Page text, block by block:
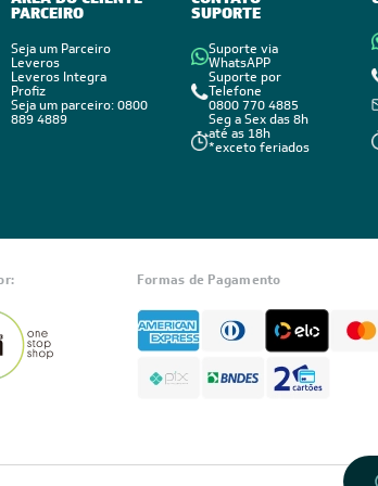
fatores que mostram com boa
quadrado
você precisa para cobrir sua
mostra a quantidade de energia
quadrado, informação que varia de acordo
PARCEIRO
Seja um Parceiro
Leveros
Leveros Integra
Profiz
Seja um parceiro: 0800
889 4889
SUPORTE
Suporte via
WhatsAPP
Suporte por
Telefone
0800 770 4885
Seg a Sex das 8h
até as 18h
*exceto feriados
Formas de Pagamento